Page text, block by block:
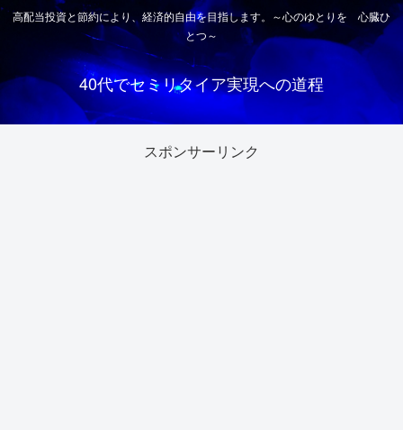
高配当投資と節約により、経済的自由を目指します。～心のゆとりを 心臓ひ
とつ～
40代でセミリタイア実現への道程
スポンサーリンク